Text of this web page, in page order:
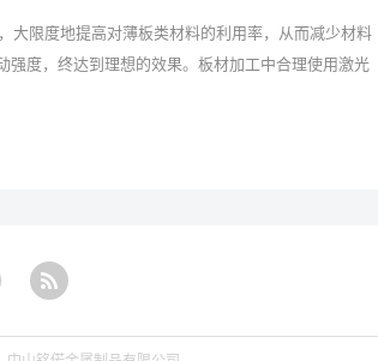
大限度地提高对薄板类材料的利用率，从而减少材料
强度，终达到理想的效果。板材加工中合理使用激光